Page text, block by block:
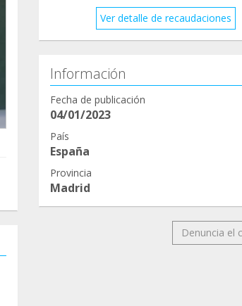
Ver detalle de recaudaciones
Información
Fecha de publicación
04/01/2023
País
España
Provincia
Madrid
Denuncia el